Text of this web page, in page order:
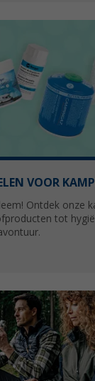
VOOR
Ontdek onze
tot